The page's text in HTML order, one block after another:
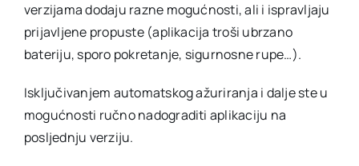
verzijama dodaju razne mogućnosti, ali i ispravljaju
prijavljene propuste (aplikacija troši ubrzano
bateriju, sporo pokretanje, sigurnosne rupe…).
Isključivanjem automatskog ažuriranja i dalje ste u
mogućnosti ručno nadograditi aplikaciju na
posljednju verziju.